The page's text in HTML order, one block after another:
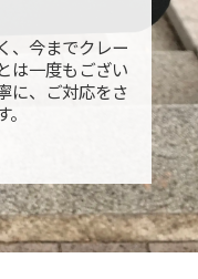
、今までクレー
は一度もござい
に、ご対応をさ